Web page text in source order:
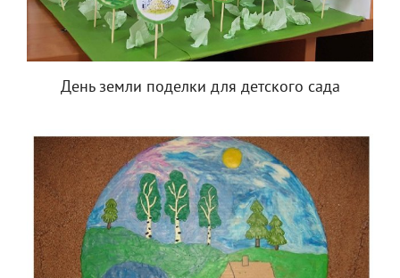
День земли поделки для детского сада